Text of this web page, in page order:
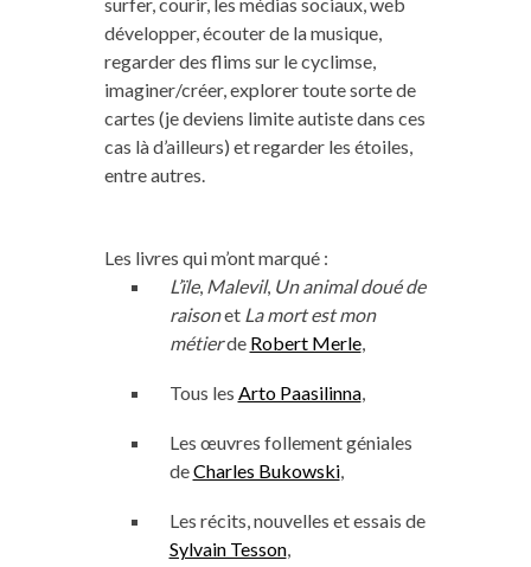
surfer, courir, les médias sociaux, web
développer, écouter de la musique,
regarder des flims sur le cyclimse,
imaginer/créer, explorer toute sorte de
cartes (je deviens limite autiste dans ces
cas là d’ailleurs) et regarder les étoiles,
entre autres.
Les livres qui m’ont marqué :
L’ïle, Malevil, Un animal doué de
raisonet La mort est mon
métierde Robert Merle,
Tous les Arto Paasilinna,
Les œuvres follement géniales
deCharles Bukowski,
Les récits, nouvelles et essais de
Sylvain Tesson,